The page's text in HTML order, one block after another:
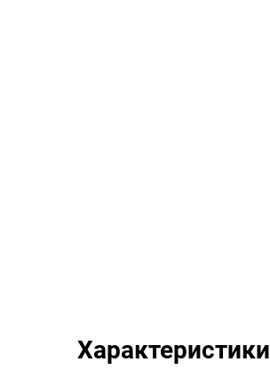
Характеристики